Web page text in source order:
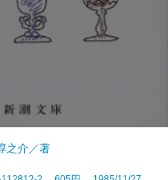
之介／著